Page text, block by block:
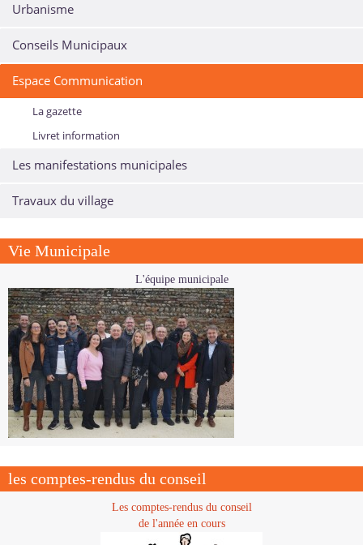
Urbanisme
Conseils Municipaux
Espace Communication
La gazette
Livret information
Les manifestations municipales
Travaux du village
Vie Municipale
L'équipe municipale
les comptes-rendus du conseil
Les comptes-rendus du conseil
de l'année en cours